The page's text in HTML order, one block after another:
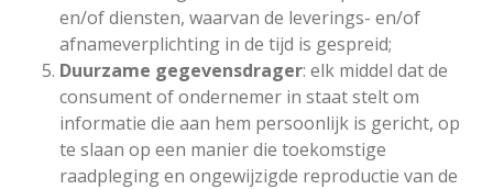
en/of diensten, waarvan de leverings- en/of
afnameverplichting in de tijd is gespreid;
Duurzame gegevensdrager: elk middel dat de
consument of ondernemer in staat stelt om
informatie die aan hem persoonlijk is gericht, op
te slaan op een manier die toekomstige
raadpleging en ongewijzigde reproductie van de